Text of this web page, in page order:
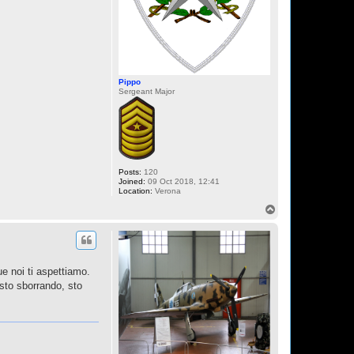
Pippo
Sergeant Major
Posts: 120
Joined: 09 Oct 2018, 12:41
Location: Verona
noi ti aspettiamo.
sborrando, sto